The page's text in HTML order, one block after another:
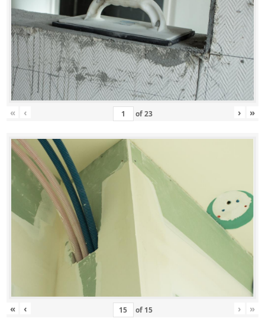
« ‹ of23 › »
« ‹ of 15 › »